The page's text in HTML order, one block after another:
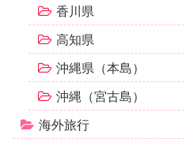
香川県
高知県
沖縄県（本島）
沖縄（宮古島）
海外旅行